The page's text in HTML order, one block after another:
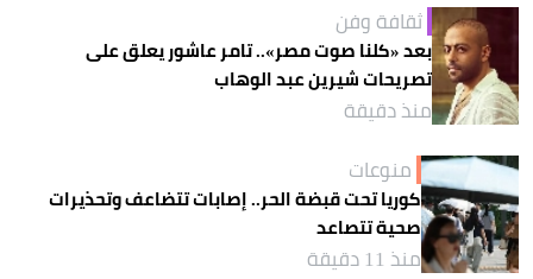
ثقافة وفن
بعد «كلنا صوت مصر».. تامر عاشور يعلق على
تصريحات شيرين عبد الوهاب
منذ دقيقة
منوعات
كوريا تحت قبضة الحر.. إصابات تتضاعف وتحذيرات
صحية تتصاعد
منذ 11 دقيقة